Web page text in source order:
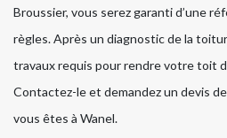
Broussier, vous serez garanti d’une
règles. Après un diagnostic de la
travaux requis pour rendre votre toit
Contactez-le et demandez un devis
vous êtes à Wanel.